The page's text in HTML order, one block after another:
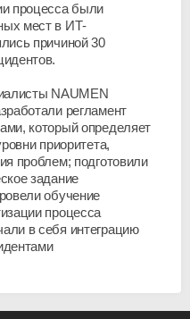
процесса были
мест в ИТ-
причиной 30
NAUMEN
регламент
который определяет
приоритета,
проблем; подготовили
задание
обучение
процесса
в себя интеграцию